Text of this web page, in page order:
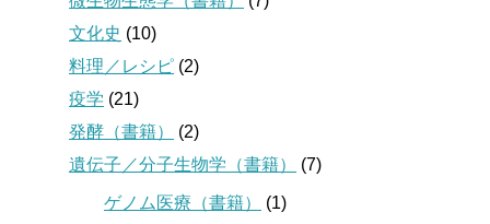
文化史 (10)
料理／レシピ (2)
疫学 (21)
発酵（書籍）
(2)
遺伝子／分子生物学（書籍）
(7)
ゲノム医療（書籍）
(1)